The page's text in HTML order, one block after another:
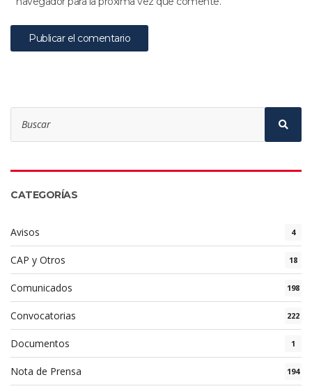
Search
for:
CATEGORÍAS
Avisos 4
CAP y Otros 18
Comunicados 198
Convocatorias 222
Documentos 1
Nota de Prensa 194